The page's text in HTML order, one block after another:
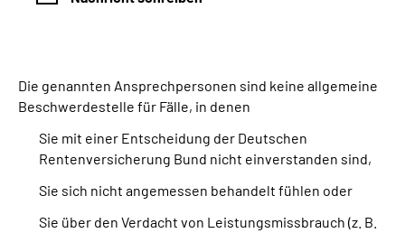
Die genannten Ansprechpersonen sind keine allgemeine
Beschwerdestelle für Fälle, in denen
Sie mit einer Entscheidung der Deutschen
Rentenversicherung Bund nicht einverstanden sind,
Sie sich nicht angemessen behandelt fühlen oder
Sie über den Verdacht von Leistungsmissbrauch (z. B.